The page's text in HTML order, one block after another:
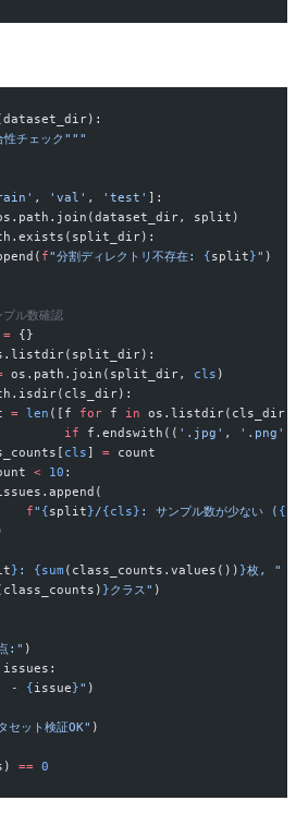
チェック"""
, 'val' , 'test' ]:
split)
f"分割ディレクトリ不存在: {split}" )
ル数確認
= {}
os.path.join(split_dir, cls )
= len ([f for f in os.listdir(cls_dir)
if
f.endswith(( '.jpg' , '.png'
cls] = count
< 10 :
f
" {split}/{cls} : サンプル数が少ない ( {
} : {sum (class_counts.values()) }枚, "
}クラス" )
:" )
issues:
- {issue}" )
セット検証OK" )
== 0